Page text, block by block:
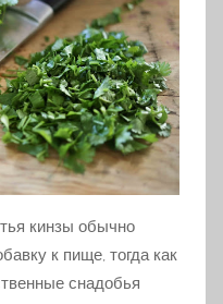
кинзы обычно
к пище, тогда как
снадобья